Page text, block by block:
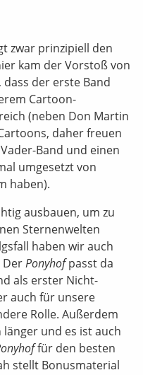
zwar prinzipiell den
kam der Vorstoß von
der erste Band
Cartoon-
(neben Don Martin
daher freuen
Band und einen
umgesetzt von
haben).
ausbauen, um zu
Sternenwelten
haben wir auch
DerPonyhofpasst da
als erster Nicht-
auch für unsere
Rolle. Außerdem
und es ist auch
für den besten
stellt Bonusmaterial